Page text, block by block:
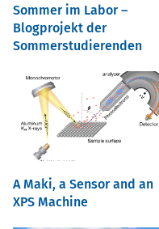
Sommer im Labor –
Blogprojekt der
Sommerstudierenden
A Maki, a Sensor and an
XPS Machine